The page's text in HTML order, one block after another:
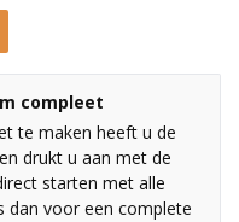
compleet
te maken heeft u de
drukt u aan met de
starten met alle
dan voor een complete